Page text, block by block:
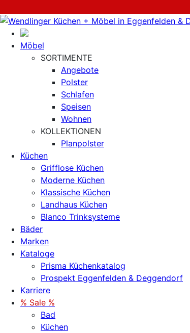
Möbel
SORTIMENTE
Angebote
Polster
Schlafen
Speisen
Wohnen
KOLLEKTIONEN
Planpolster
Küchen
Grifflose Küchen
Moderne Küchen
Klassische Küchen
Landhaus Küchen
Blanco Trinksysteme
Bäder
Marken
Kataloge
Prisma Küchenkatalog
Prospekt Eggenfelden & Deggendorf
Karriere
% Sale %
Bad
Küchen